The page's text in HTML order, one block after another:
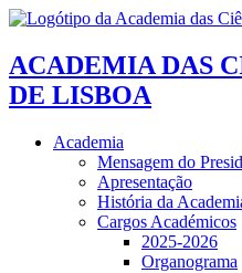
ACADEMIA DAS
DE LISBOA
Academia
Mensagem do
Apresentação
História da
Cargos Académicos
2025-2026
Organograma